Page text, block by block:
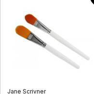
Jane Scrivner